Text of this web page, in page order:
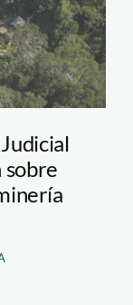
sobre